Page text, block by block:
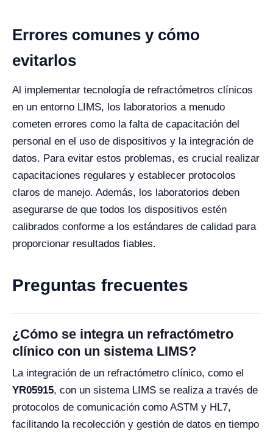
Errores comunes y cómo
evitarlos
Al implementar tecnología de refractómetros clínicos
en un entorno LIMS, los laboratorios a menudo
cometen errores como la falta de capacitación del
personal en el uso de dispositivos y la integración de
datos. Para evitar estos problemas, es crucial realizar
capacitaciones regulares y establecer protocolos
claros de manejo. Además, los laboratorios deben
asegurarse de que todos los dispositivos estén
calibrados conforme a los estándares de calidad para
proporcionar resultados fiables.
Preguntas frecuentes
¿Cómo se integra un refractómetro
clínico con un sistema LIMS?
La integración de un refractómetro clínico, como el
YR05915, con un sistema LIMS se realiza a través de
protocolos de comunicación como ASTM y HL7,
facilitando la recolección y gestión de datos en tiempo